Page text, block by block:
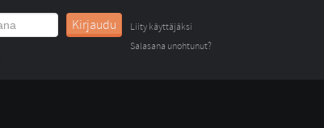
Kirjaudu
Liity käyttäjäksi
Salasana unohtunut?